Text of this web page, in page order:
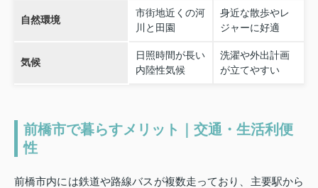
自然環境
市街地近くの河
川と田園
身近な散歩やレ
ジャーに好適
気候
日照時間が長い
内陸性気候
洗濯や外出計画
が立てやすい
前橋市で暮らすメリット｜交通・生活利便
性
前橋市内には鉄道や路線バスが複数走っており、主要駅から